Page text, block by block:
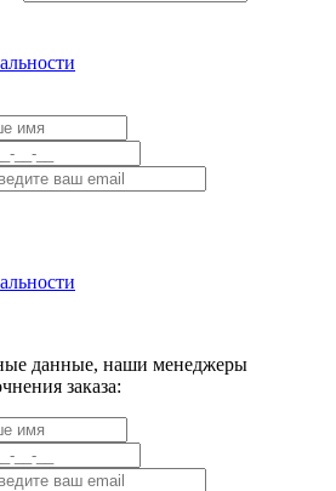
данные, наши менеджеры
заказа: